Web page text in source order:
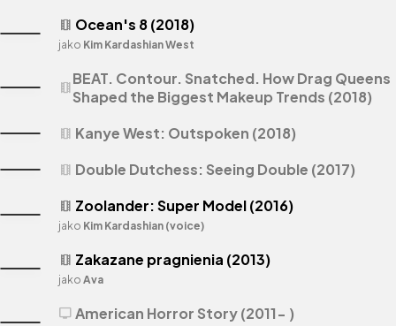
theaters Zakazane pragnienia (2013)
jako Ava
theaters Double Dutchess: Seeing Double (2017)
theaters Ocean's 8 (2018)
jako Kim Kardashian West
theaters Zoolander: Super Model (2016)
jako Kim Kardashian (voice)
theatersBEAT. Contour. Snatched. How Drag Queens
Shaped the Biggest Makeup Trends (2018)
theaters Kanye West: Outspoken (2018)
tv American Horror Story (2011- )